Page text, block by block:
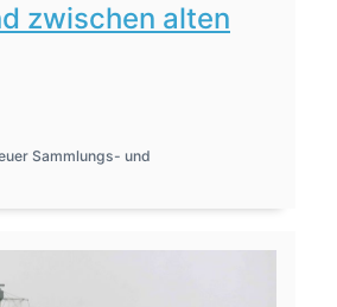
zwischen alten
Sammlungs- und